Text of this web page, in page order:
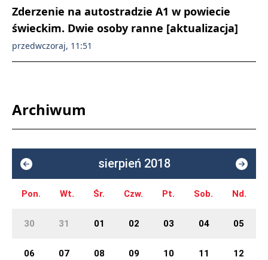
Zderzenie na autostradzie A1 w powiecie
świeckim. Dwie osoby ranne [aktualizacja]
przedwczoraj, 11:51
Archiwum
sierpień 2018
Pon. Wt. Śr. Czw. Pt. Sob. Nd.
30 31 01 02 03 04 05
06 07 08 09 10 11 12